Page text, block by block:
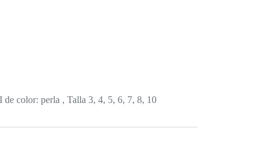
de color: perla , Talla 3, 4, 5, 6, 7, 8, 10